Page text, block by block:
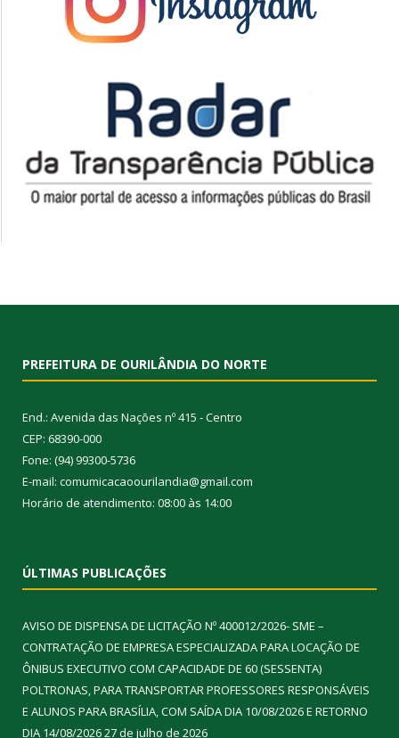
PREFEITURA DE OURILÂNDIA DO NORTE
End.: Avenida das Nações nº 415 - Centro
CEP: 68390-000
Fone: (94) 99300-5736
E-mail: comumicacaoourilandia@gmail.com
Horário de atendimento: 08:00 às 14:00
ÚLTIMAS PUBLICAÇÕES
AVISO DE DISPENSA DE LICITAÇÃO Nº 400012/2026- SME –
CONTRATAÇÃO DE EMPRESA ESPECIALIZADA PARA LOCAÇÃO DE
ÔNIBUS EXECUTIVO COM CAPACIDADE DE 60 (SESSENTA)
POLTRONAS, PARA TRANSPORTAR PROFESSORES RESPONSÁVEIS
E ALUNOS PARA BRASÍLIA, COM SAÍDA DIA 10/08/2026 E RETORNO
DIA 14/08/202627 de julho de 2026